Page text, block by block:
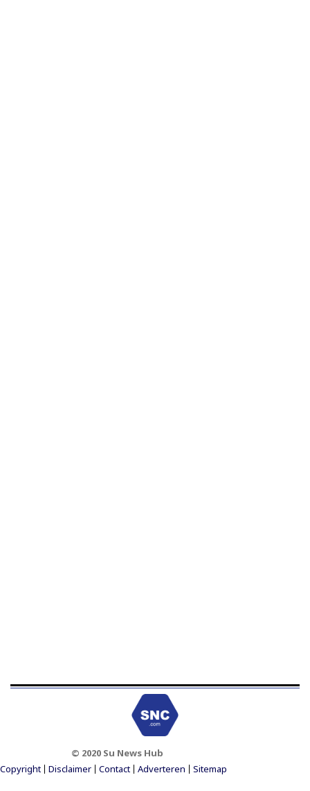
© 2020 Su News Hub
Footer Menu
Copyright Disclaimer Contact Adverteren Sitemap